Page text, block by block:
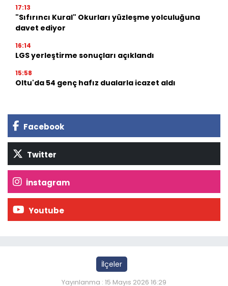
17:13
"Sıfırıncı Kural" Okurları yüzleşme yolculuğuna
davet ediyor
16:14
LGS yerleştirme sonuçları açıklandı
15:58
Oltu'da 54 genç hafız dualarla icazet aldı
Facebook
Twitter
İnstagram
Youtube
İlçeler
Yayınlanma : 15 Mayıs 2026 16:29